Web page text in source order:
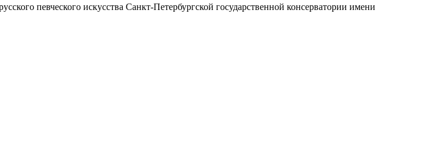
певческого искусства Санкт-Петербургской государственной консерватории имени